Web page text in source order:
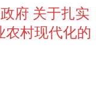
府 关于扎实
农村现代化的